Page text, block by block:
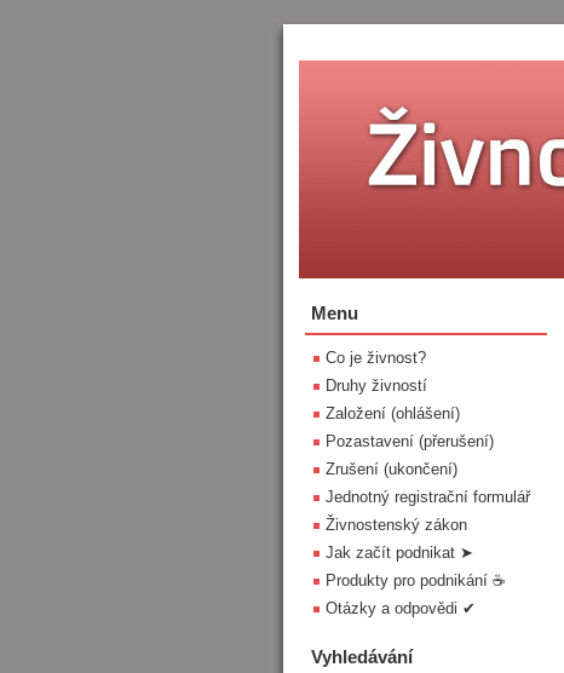
Menu
Co je živnost?
Druhy živností
Založení (ohlášení)
Pozastavení (přerušení)
Zrušení (ukončení)
Jednotný registrační formulář
Živnostenský zákon
Jak začít podnikat ➤
Produkty pro podnikání ☕
Otázky a odpovědi ✔
Vyhledávání